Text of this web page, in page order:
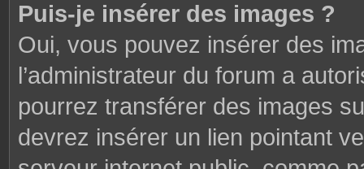
Puis-je insérer des images ?
Oui, vous pouvez insérer des
l’administrateur du forum a
pourrez transférer des images
devrez insérer un lien pointant